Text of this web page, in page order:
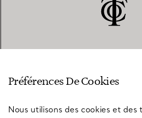
SERVICES
Préférences De Cookies
Nous utilisons des cookies et des